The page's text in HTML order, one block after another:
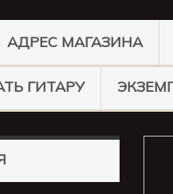
АДРЕС МАГАЗИНА
ГИТАРУ